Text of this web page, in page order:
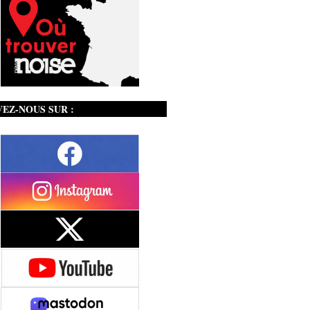
NOUS SUR :